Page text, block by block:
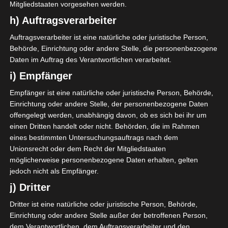
Hier das Rezept für euch ….
Zutaten:
700g Rhabarber
Mitgliedstaaten vorgesehen werden.
h) Auftragsverarbeiter
Auftragsverarbeiter ist eine natürliche oder juristische Person,
Behörde, Einrichtung oder andere Stelle, die personenbezogene
Daten im Auftrag des Verantwortlichen verarbeitet.
i) Empfänger
Empfänger ist eine natürliche oder juristische Person, Behörde,
Einrichtung oder andere Stelle, der personenbezogene Daten
offengelegt werden, unabhängig davon, ob es sich bei ihr um
einen Dritten handelt oder nicht. Behörden, die im Rahmen
eines bestimmten Untersuchungsauftrags nach dem
Unionsrecht oder dem Recht der Mitgliedstaaten
möglicherweise personenbezogene Daten erhalten, gelten
jedoch nicht als Empfänger.
j) Dritter
Dritter ist eine natürliche oder juristische Person, Behörde,
Einrichtung oder andere Stelle außer der betroffenen Person,